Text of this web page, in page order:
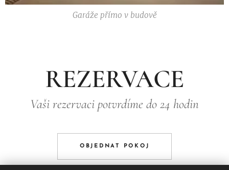
Garáže přímo v budově
REZERVACE
Vaši rezervaci potvrdíme do 24 hodin
OBJEDNAT POKOJ